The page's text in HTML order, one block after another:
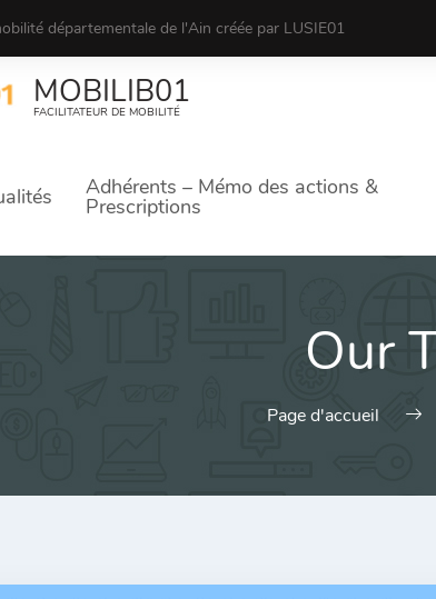
départementale de l'Ain créée par LUSIE01
MOBILIB01
FACILITATEUR DE MOBILITÉ
Adhérents – Mémo des actions &
Prescriptions
Our
Page d'accueil